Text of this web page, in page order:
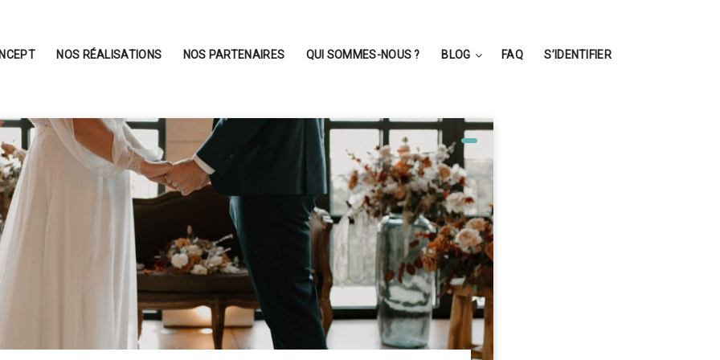
NOS RÉALISATIONS NOS PARTENAIRES QUI SOMMES-NOUS ? BLOG FAQ S’IDENTIFIER